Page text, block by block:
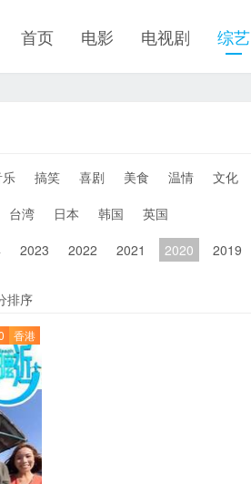
首页 电影 电视剧 综艺
搞笑 喜剧 美食 温情 文化
台湾 日本 韩国
英国
2023 2022 2021 2020 2019
排序
香港